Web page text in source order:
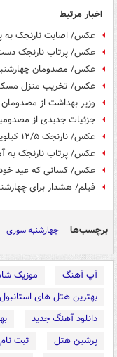
اخبار مرتبط
عکس/ اصابت نارنجک به
عکس/ پرتاب نارنجک
عکس/ مصدومان چهارشنبه
عکس/ تخریب منزل
وزیر بهداشت از
جزئیات جدیدی از مصدومیت ۷ سرباز نیروی انتظامی در
عکس/ نارنجک ۱۲/۵ کیلویی دست ساز
عکس/ پرتاب نارنجک به
عکس/ کسانی که عید خود
فیلم/ هشدار برای
برچسب‌ها چهارشنبه سوری
آپ آهنگ موزیک
بهترین هتل های استانبول
دانلود آهنگ جدید
پرشین هتل
ثبت